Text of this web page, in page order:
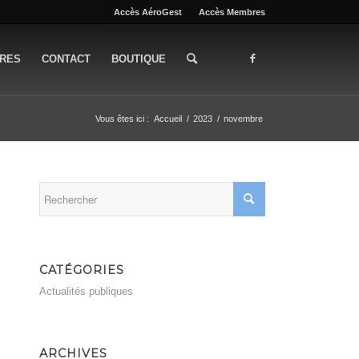
Accès AéroGest Accès Membres
CONTACT BOUTIQUE
Vous êtes ici : Accueil / 2023 / novembre
CATÉGORIES
Actualités publiques
ARCHIVES